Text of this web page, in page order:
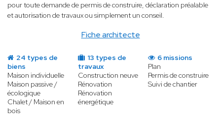
Fiche architecte
pour toute demande de permis de construire, déclaration préalable
et autorisation de travaux ou simplement un conseil.
24 types de
biens
Maison individuelle
Maison passive /
écologique
Chalet / Maison en
bois
13 types de
travaux
Construction neuve
Rénovation
Rénovation
énergétique
6 missions
Plan
Permis de construire
Suivi de chantier